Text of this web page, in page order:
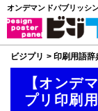
オンデマンドパブリッシ
ビジプリ > 印刷用語辞
【オンデ
プリ印刷